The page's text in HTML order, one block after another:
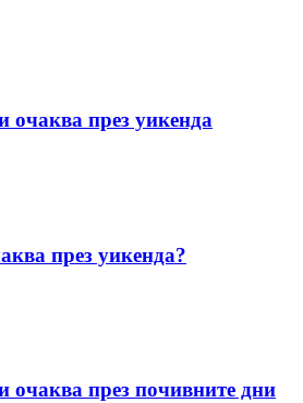
очаква през уикенда
през уикенда?
очаква през почивните дни